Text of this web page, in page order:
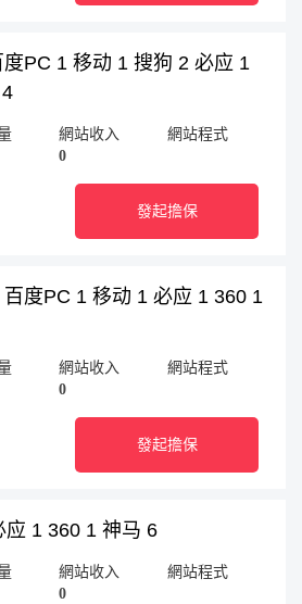
PC 1 移动 1 搜狗 2 必应 1
網站收入
0
網站程式
發起擔保
度PC 1 移动 1 必应 1 360 1
網站收入
0
網站程式
發起擔保
1 360 1 神马 6
網站收入
0
網站程式